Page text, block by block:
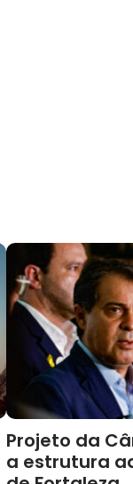
Projeto da
a estrutura